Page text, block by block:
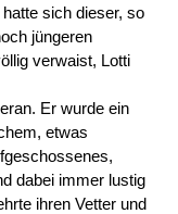
sich dieser, so
jüngeren
verwaist, Lotti
Er wurde ein
etwas
dabei immer lustig
ihren Vetter und